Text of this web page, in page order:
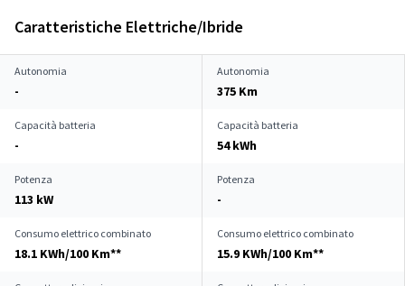
Caratteristiche Elettriche/Ibride
Autonomia
-
Autonomia
375 Km
Capacità batteria
-
Capacità batteria
54 kWh
Potenza
113 kW
Potenza
-
Consumo elettrico combinato
18.1 KWh/100 Km**
Consumo elettrico combinato
15.9 KWh/100 Km**